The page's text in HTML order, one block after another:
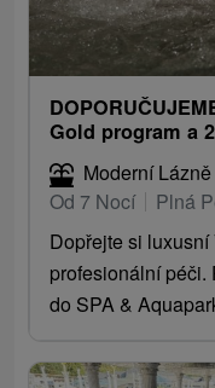
Gold program a
Moderní
Od 7 Nocí
Plná
Dopřejte si
profesionální péči.
do SPA &